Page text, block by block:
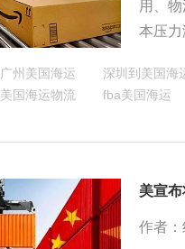
用、
本压
广州美国海运 深圳到美国海
美国海运物流 fba美国海运
作者